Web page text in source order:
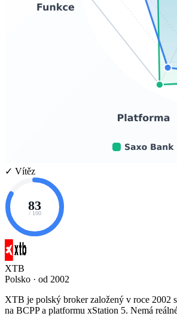
✓ Vítěz
83
/ 100
XTB
Polsko · od 2002
XTB je polský broker založený v roce 2002
na BCPP a platformu xStation 5. Nemá